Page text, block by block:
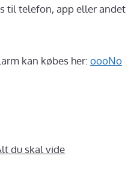
til telefon, app eller andet
kan købes her: oooNo
du skal vide